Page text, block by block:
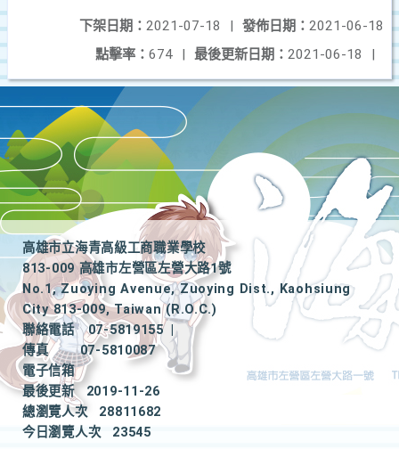
發佈日期： 2021-06-18
下架日期： 2021-07-18
|
最後更新日期： 2021-06-18 |
點擊率： 674 |
高雄市立海青高級工商職業學校
813-009 高雄市左營區左營大路1號
No.1, Zuoying Avenue, Zuoying Dist., Kaohsiung
City 813-009, Taiwan (R.O.C.)
聯絡電話
07-5819155
|
傳真
07-5810087
電子信箱
最後更新
2019-11-26
總瀏覽人次
28811682
今日瀏覽人次
23545